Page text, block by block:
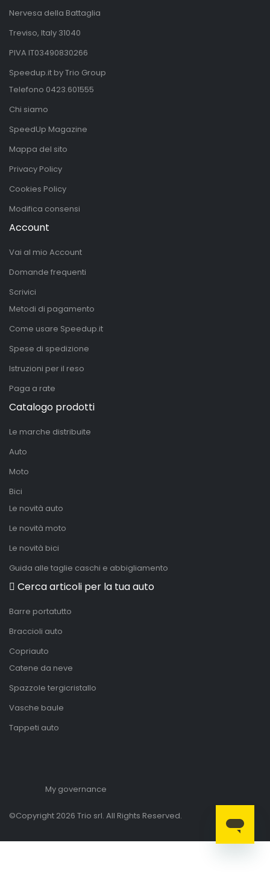
Nervesa della Battaglia
Treviso, Italy 31040
PIVA IT03490830266
Speedup.it by Trio Group
Telefono 0423.601555
Chi siamo
SpeedUp Magazine
Mappa del sito
Privacy Policy
Cookies Policy
Modifica consensi
Account
Vai al mio Account
Domande frequenti
Scrivici
Metodi di pagamento
Come usare Speedup.it
Spese di spedizione
Istruzioni per il reso
Paga a rate
Catalogo prodotti
Le marche distribuite
Auto
Moto
Bici
Le novità auto
Le novità moto
Le novità bici
Guida alle taglie caschi e abbigliamento
Cerca articoli per la tua auto
Barre portatutto
Braccioli auto
Copriauto
Catene da neve
Spazzole tergicristallo
Vasche baule
Tappeti auto
My governance
©Copyright 2026 Trio srl. All Rights Reserved.